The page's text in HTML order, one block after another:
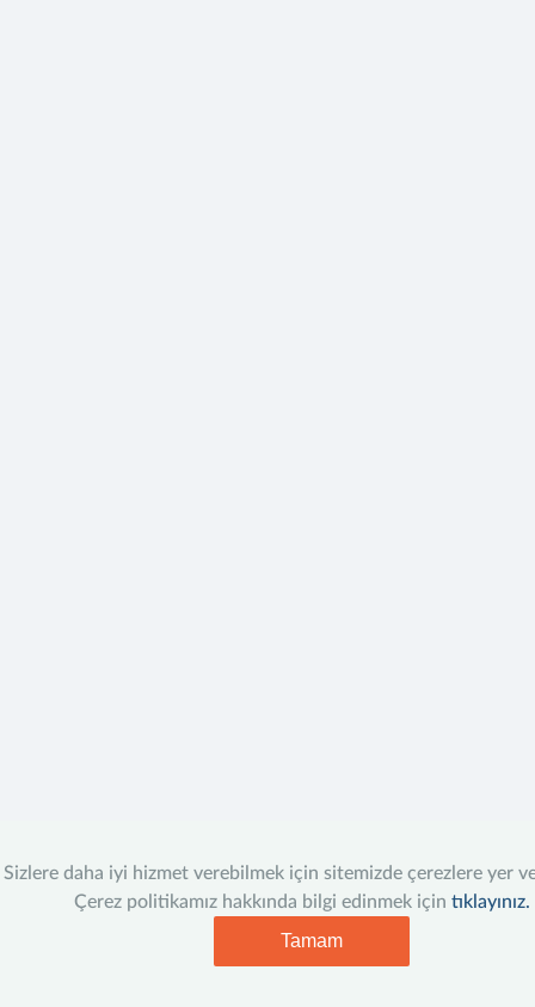
Sizlere daha iyi hizmet verebilmek için sitemizde çerezlere yer
Çerez politikamız hakkında bilgi edinmek için tıklayınız.
Tamam